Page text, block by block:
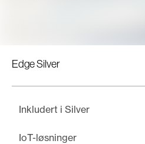
Edge Silver
Inkludert i Silver
IoT-løsninger